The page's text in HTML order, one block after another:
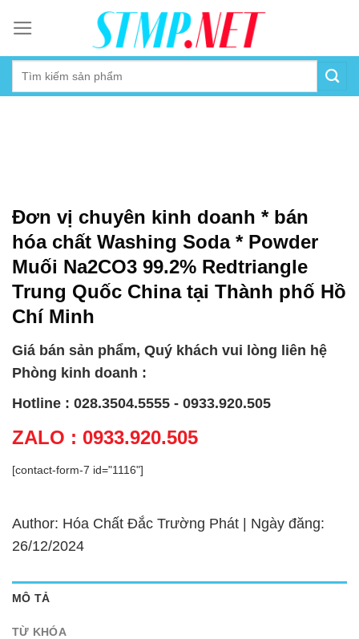
content
Đơn vị chuyên kinh doanh * bán
hóa chất Washing Soda * Powder
Muối Na2CO3 99.2% Redtriangle
Trung Quốc China tại Thành phố Hồ
Chí Minh
Giá bán sản phẩm, Quý khách vui lòng liên hệ
Phòng kinh doanh :
Hotline : 028.3504.5555 - 0933.920.505
ZALO : 0933.920.505
[contact-form-7 id="1116"]
Author: Hóa Chất Đắc Trường Phát | Ngày đăng:
26/12/2024
MÔ TẢ
TỪ KHÓA